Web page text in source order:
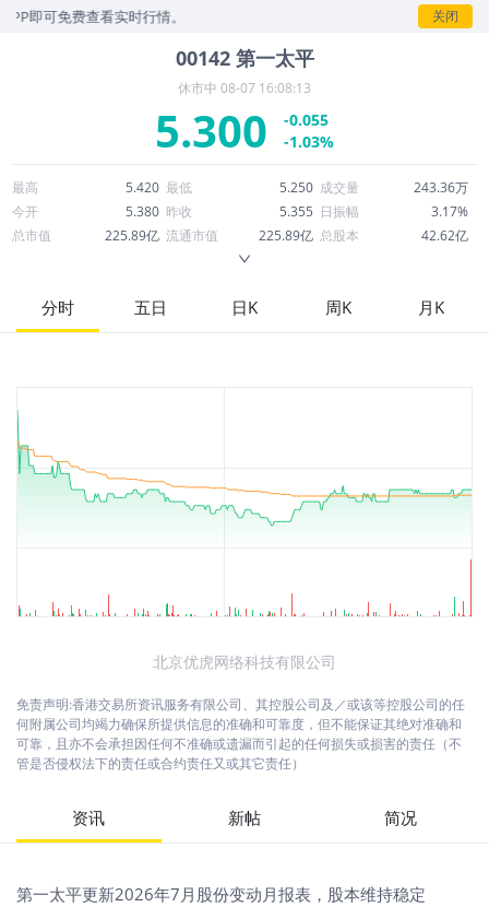
免费查看实时行情。 关闭
00142 第一太平
休市中 08-07 16:08:13
5.300
-0.055
-1.03%
最高 5.420 最低 5.250 成交量
243.36万
今开
5.380 昨收 5.355 日振幅
3.17%
总市值
225.89亿 流通市值 225.89亿 总股本
42.62亿
52周最高
6.667 市盈率
34.22
股息
分时 五日 日K 周K 月K
北京优虎网络科技有限公司
免责声明:香港交易所资讯服务有限公司、其控股公司及／或该等控股公司的任
何附属公司均竭力确保所提供信息的准确和可靠度，但不能保证其绝对准确和
可靠，且亦不会承担因任何不准确或遗漏而引起的任何损失或损害的责任（不
管是否侵权法下的责任或合约责任又或其它责任）
资讯 新帖 简况
第一太平更新2026年7月股份变动月报表，股本维持稳定